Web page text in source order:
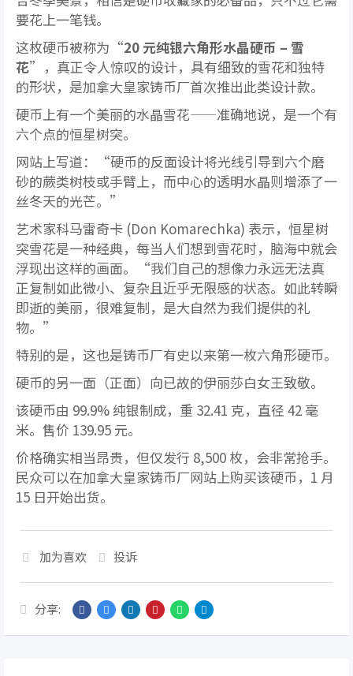
要花上一笔钱。
这枚硬币被称为“20 元纯银六角形水晶硬币 – 雪
花”，真正令人惊叹的设计，具有细致的雪花和独特
的形状，是加拿大皇家铸币厂首次推出此类设计款。
硬币上有一个美丽的水晶雪花——准确地说，是一个有
六个点的恒星树突。
网站上写道：“硬币的反面设计将光线引导到六个磨
砂的蕨类树枝或手臂上，而中心的透明水晶则增添了一
丝冬天的光芒。”
艺术家科马雷奇卡 (Don Komarechka) 表示，恒星树
突雪花是一种经典，每当人们想到雪花时，脑海中就会
浮现出这样的画面。“我们自己的想像力永远无法真
正复制如此微小、复杂且近乎无限感的状态。如此转瞬
即逝的美丽，很难复制，是大自然为我们提供的礼
物。”
特别的是，这也是铸币厂有史以来第一枚六角形硬币。
硬币的另一面（正面）向已故的伊丽莎白女王致敬。
该硬币由 99.9% 纯银制成，重 32.41 克，直径 42 毫
米。售价 139.95 元。
价格确实相当昂贵，但仅发行 8,500 枚，会非常抢手。
民众可以在加拿大皇家铸币厂网站上购买该硬币，1 月
15 日开始出货。
加为喜欢 投诉
分享: